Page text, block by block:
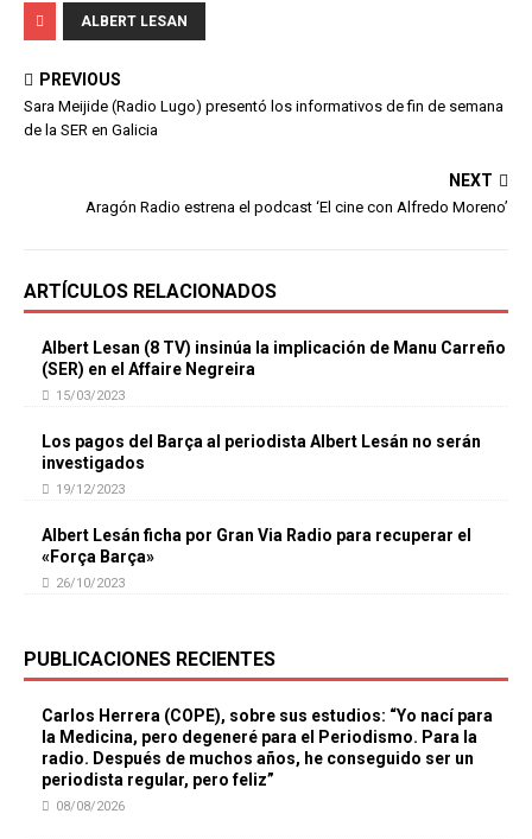
ALBERT LESAN
PREVIOUS
Sara Meijide (Radio Lugo) presentó los informativos de fin de semana
de la SER en Galicia
NEXT
Aragón Radio estrena el podcast ‘El cine con Alfredo Moreno’
ARTÍCULOS RELACIONADOS
Albert Lesan (8 TV) insinúa la implicación de Manu Carreño
(SER) en el Affaire Negreira
15/03/2023
Los pagos del Barça al periodista Albert Lesán no serán
investigados
19/12/2023
Albert Lesán ficha por Gran Via Radio para recuperar el
«Força Barça»
26/10/2023
PUBLICACIONES RECIENTES
Carlos Herrera (COPE), sobre sus estudios: “Yo nací para
la Medicina, pero degeneré para el Periodismo. Para la
radio. Después de muchos años, he conseguido ser un
periodista regular, pero feliz”
08/08/2026